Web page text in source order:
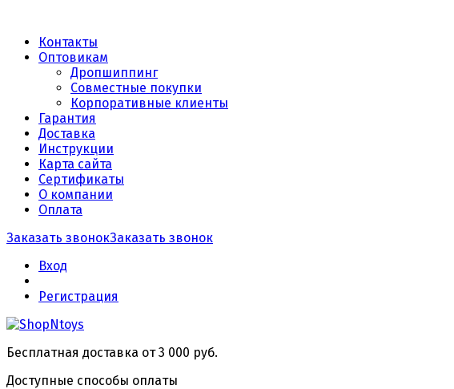
Контакты
Оптовикам
Дропшиппинг
Совместные покупки
Корпоративные клиенты
Гарантия
Доставка
Инструкции
Карта сайта
Сертификаты
О компании
Оплата
Заказать звонокЗаказать звонок
Вход
Регистрация
Бесплатная доставка от 3 000 руб.
Доступные способы оплаты